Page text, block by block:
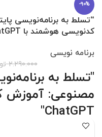
-90%
“تسلط به برنامه‌نویسی
کدنویسی هوشمند با ChatGPT”
برنامه نویسی
2.290.000
"تسلط به
مصنوعی: آموزش
ChatGPT"
"با شرکت در این دوره جامع